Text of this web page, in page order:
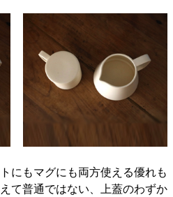
にもマグにも両方使える優れも
て普通ではない、上蓋のわずか